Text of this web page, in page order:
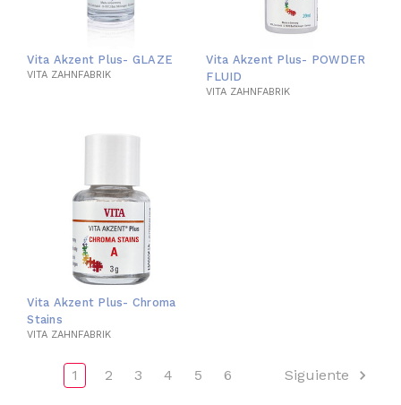
Vita Akzent Plus- GLAZE
VITA ZAHNFABRIK
Vita Akzent Plus- POWDER
FLUID
VITA ZAHNFABRIK
Vita Akzent Plus- Chroma
Stains
VITA ZAHNFABRIK
1 2 3 4 5 6 Siguiente